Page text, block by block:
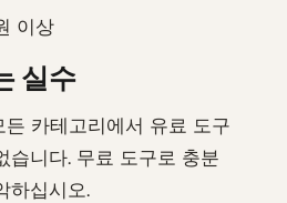
이상
실수
든 카테고리에서 유료 도구
습니다. 무료 도구로 충분
하십시오.